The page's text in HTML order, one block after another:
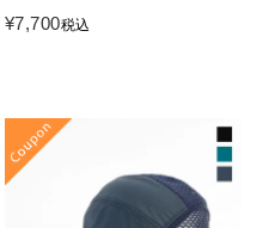
¥7,700税込